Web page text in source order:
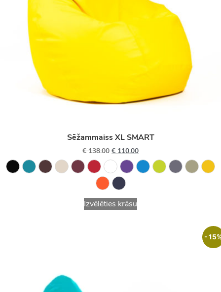
Sēžammaiss XL SMART
€138.00 € 110.00
Izvēlēties krāsu
-